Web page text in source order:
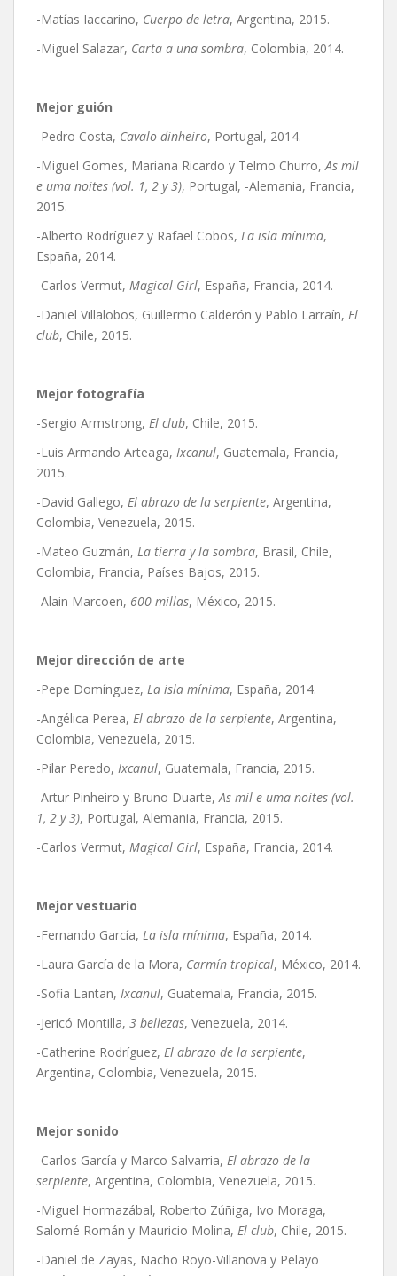
-Matías Iaccarino, Cuerpo de letra, Argentina, 2015.
-Miguel Salazar, Carta a una sombra, Colombia, 2014.
Mejor guión
-Pedro Costa, Cavalo dinheiro, Portugal, 2014.
-Miguel Gomes, Mariana Ricardo y Telmo Churro,As mil
e uma noites (vol. 1, 2 y 3), Portugal, -Alemania, Francia,
2015.
-Alberto Rodríguez y Rafael Cobos, La isla mínima,
España, 2014.
-Carlos Vermut, Magical Girl, España, Francia, 2014.
-Daniel Villalobos, Guillermo Calderón y Pablo Larraín, El
club, Chile, 2015.
Mejor fotografía
-Sergio Armstrong, El club, Chile, 2015.
-Luis Armando Arteaga, Ixcanul, Guatemala, Francia,
2015.
-David Gallego, El abrazo de la serpiente, Argentina,
Colombia, Venezuela, 2015.
-Mateo Guzmán, La tierra y la sombra, Brasil, Chile,
Colombia, Francia, Países Bajos, 2015.
-Alain Marcoen, 600 millas, México, 2015.
Mejor dirección de arte
-Pepe Domínguez, La isla mínima, España, 2014.
-Angélica Perea, El abrazo de la serpiente, Argentina,
Colombia, Venezuela, 2015.
-Pilar Peredo, Ixcanul, Guatemala, Francia, 2015.
-Artur Pinheiro y Bruno Duarte,As mil e uma noites (vol.
1, 2 y 3), Portugal, Alemania, Francia, 2015.
-Carlos Vermut, Magical Girl, España, Francia, 2014.
Mejor vestuario
-Fernando García, La isla mínima, España, 2014.
-Laura García de la Mora, Carmín tropical, México, 2014.
-Sofia Lantan, Ixcanul, Guatemala, Francia, 2015.
-Jericó Montilla, 3 bellezas, Venezuela, 2014.
-Catherine Rodríguez, El abrazo de la serpiente,
Argentina, Colombia, Venezuela, 2015.
Mejor sonido
-Carlos García y Marco Salvarria, El abrazo de la
serpiente, Argentina, Colombia, Venezuela, 2015.
-Miguel Hormazábal, Roberto Zúñiga, Ivo Moraga,
Salomé Román y Mauricio Molina, El club, Chile, 2015.
-Daniel de Zayas, Nacho Royo-Villanova y Pelayo